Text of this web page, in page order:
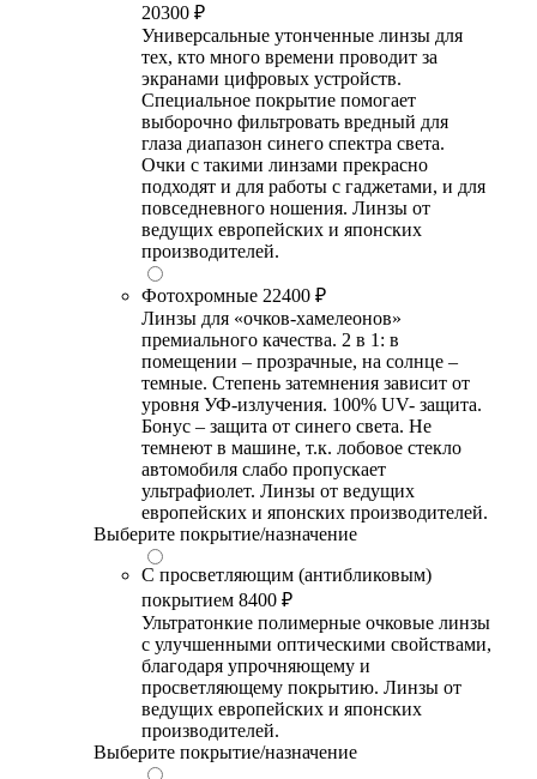
20300 ₽
Универсальные утонченные линзы для
тех, кто много времени проводит за
экранами цифровых устройств.
Специальное покрытие помогает
выборочно фильтровать вредный для
глаза диапазон синего спектра света.
Очки с такими линзами прекрасно
подходят и для работы с гаджетами, и для
повседневного ношения. Линзы от
ведущих европейских и японских
производителей.
Фотохромные 22400 ₽
Линзы для «очков-хамелеонов»
премиального качества. 2 в 1: в
помещении – прозрачные, на солнце –
темные. Степень затемнения зависит от
уровня УФ-излучения. 100% UV- защита.
Бонус – защита от синего света. Не
темнеют в машине, т.к. лобовое стекло
автомобиля слабо пропускает
ультрафиолет. Линзы от ведущих
европейских и японских производителей.
Выберите покрытие/назначение
С просветляющим (антибликовым)
покрытием 8400 ₽
Ультратонкие полимерные очковые линзы
с улучшенными оптическими свойствами,
благодаря упрочняющему и
просветляющему покрытию. Линзы от
ведущих европейских и японских
производителей.
Выберите покрытие/назначение